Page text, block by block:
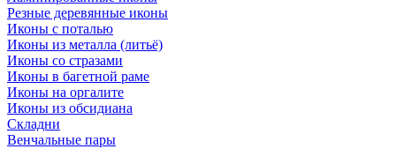
Резные деревянные иконы
Иконы с поталью
Иконы из металла (литьё)
Иконы со стразами
Иконы в багетной раме
Иконы на оргалите
Иконы из обсидиана
Складни
Венчальные пары